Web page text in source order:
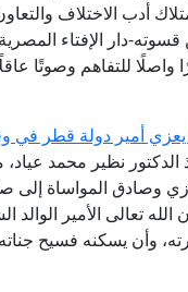
أدب الاختلاف
دار الإفتاء
واصلًا للتفاهم وصوتًا
أمير دولة قطر في
الدكتور نظير محمد
وصادق المواساة
الله تعالى الأمير
وأن يسكنه فسيح